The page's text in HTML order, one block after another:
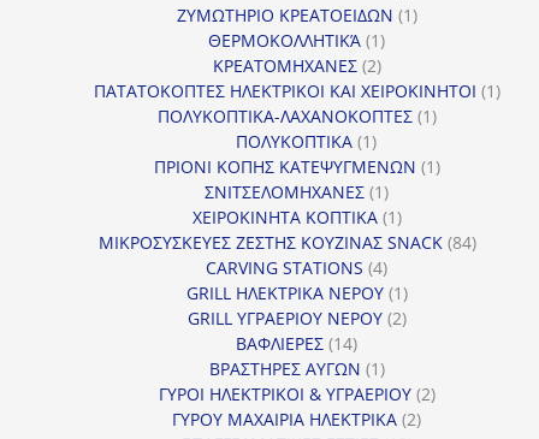
προϊόν
ΖΥΜΩΤΗΡΙΟ ΚΡΕΑΤΟΕΙΔΩΝ 11
ΘΕΡΜΟΚΟΛΛΗΤΙΚΆ 11
προϊόν
ΚΡΕΑΤΟΜΗΧΑΝΕΣ 22
προϊόντα
ΠΑΤΑΤΟΚΟΠΤΕΣ ΗΛΕΚΤΡΙΚΟΙ ΚΑΙ ΧΕΙΡΟΚΙΝΗΤΟΙ 11
ΠΟΛΥΚΟΠΤΙΚΑ-ΛΑΧΑΝΟΚΟΠΤΕΣ 11
ΠΟΛΥΚΟΠΤΙΚΑ 11
προϊόν
ΠΡΙΟΝΙ ΚΟΠΗΣ ΚΑΤΕΨΥΓΜΕΝΩΝ 11
ΣΝΙΤΣΕΛΟΜΗΧΑΝΕΣ 11
προϊόν
ΧΕΙΡΟΚΙΝΗΤΑ ΚΟΠΤΙΚΑ 11
προϊόν
ΜΙΚΡΟΣΥΣΚΕΥΕΣ ΖΕΣΤΗΣ ΚΟΥΖΙΝΑΣ SNACK 8484
CARVING STATIONS 44
προϊόντα
GRILL ΗΛΕΚΤΡΙΚΑ ΝΕΡΟΥ 11
προϊόν
GRILL ΥΓΡΑΕΡΙΟΥ ΝΕΡΟΥ 22
ΒΑΦΛΙΕΡΕΣ 1414
προϊόντα
ΒΡΑΣΤΗΡΕΣ ΑΥΓΩΝ 11
προϊόν
ΓΥΡΟΙ ΗΛΕΚΤΡΙΚΟΙ & ΥΓΡΑΕΡΙΟΥ 22
ΓΥΡΟΥ ΜΑΧΑΙΡΙΑ ΗΛΕΚΤΡΙΚΑ 22